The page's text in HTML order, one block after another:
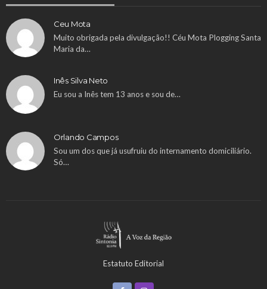
Ceu Mota
Muito obrigada pela divulgação!! Céu Mota Plogging Santa
Maria da…
Inês Silva Neto
Eu sou a Inês tem 13 anos e sou de…
Orlando Campos
Sou um dos que já usufruiu do internamento domiciliário.
Só…
Estatuto Editorial